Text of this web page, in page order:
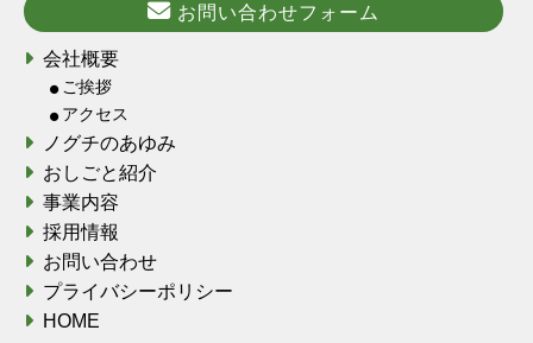
お問い合わせフォーム
会社概要
ご挨拶
アクセス
ノグチのあゆみ
おしごと紹介
事業内容
採用情報
お問い合わせ
プライバシーポリシー
HOME